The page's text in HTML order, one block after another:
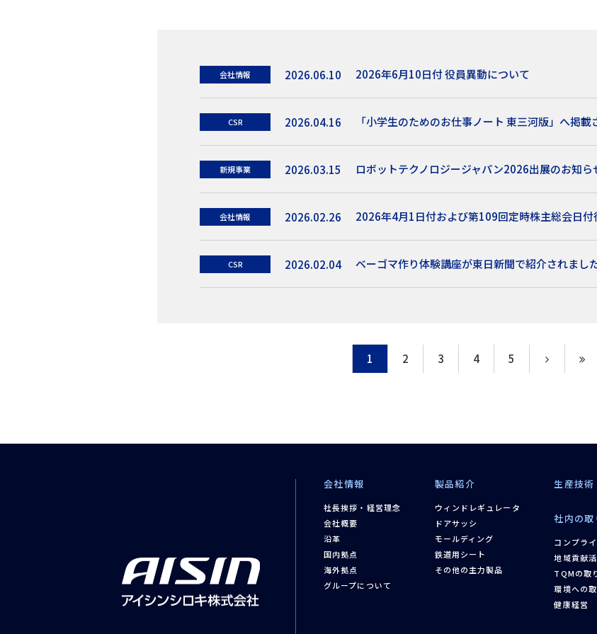
会社情報 2026.06.10 2026年6月10日付 役員異動について
CSR 2026.04.16 「小学生のためのお仕事ノート 東三河版」へ掲載
新規事業 2026.03.15 ロボットテクノロジージャパン2026出展のお知ら
会社情報 2026.02.26 2026年4月1日付および第109回定時株主総会日付
CSR 2026.02.04 ベーゴマ作り体験講座が東日新聞で紹介されまし
1 2 3 4 5
会社情報
社長挨拶・経営理念
会社概要
沿革
国内拠点
海外拠点
グループについて
製品紹介
ウィンドレギュレータ
ドアサッシ
モールディング
鉄道用シート
その他の主力製品
生産技術
社内の
コンプラ
地域貢献
TQMの取
環境への
健康経営